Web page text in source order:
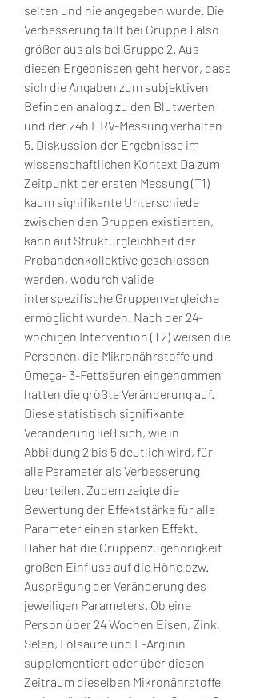
selten und nie angegeben wurde. Die
Verbesserung fällt bei Gruppe 1 also
größer aus als bei Gruppe 2. Aus
diesen Ergebnissen geht hervor, dass
sich die Angaben zum subjektiven
Befinden analog zu den Blutwerten
und der 24h HRV-Messung verhalten
5. Diskussion der Ergebnisse im
wissenschaftlichen Kontext Da zum
Zeitpunkt der ersten Messung (T1)
kaum signifikante Unterschiede
zwischen den Gruppen existierten,
kann auf Strukturgleichheit der
Probandenkollektive geschlossen
werden, wodurch valide
interspezifische Gruppenvergleiche
ermöglicht wurden. Nach der 24-
wöchigen Intervention (T2) weisen die
Personen, die Mikronährstoffe und
Omega- 3-Fettsäuren eingenommen
hatten die größte Veränderung auf.
Diese statistisch signifikante
Veränderung ließ sich, wie in
Abbildung 2 bis 5 deutlich wird, für
alle Parameter als Verbesserung
beurteilen. Zudem zeigte die
Bewertung der Effektstärke für alle
Parameter einen starken Effekt.
Daher hat die Gruppenzugehörigkeit
großen Einfluss auf die Höhe bzw.
Ausprägung der Veränderung des
jeweiligen Parameters. Ob eine
Person über 24 Wochen Eisen, Zink,
Selen, Folsäure und L-Arginin
supplementiert oder über diesen
Zeitraum dieselben Mikronährstoffe